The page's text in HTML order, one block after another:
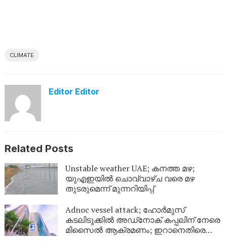
CLIMATE
Editor Editor
Related Posts
Unstable weather UAE; കനത്ത മഴ;
യുഎഇയിൽ ചൊവ്വാഴ്ച വരെ മഴ
തുടരുമെന്ന് മുന്നറിയിപ്പ്
Adnoc vessel attack; ഹോർമുസ്
കടലിടുക്കിൽ അഡ്‌നോക് കപ്പലിന് നേരെ
മിസൈൽ ആക്രമണം; ഇറാനെതിരെ